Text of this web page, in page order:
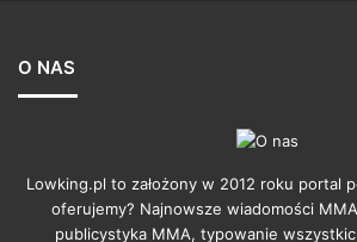
O NAS
Lowking.pl to założony w 2012 roku portal
oferujemy? Najnowsze wiadomości
publicystyka MMA, typowanie